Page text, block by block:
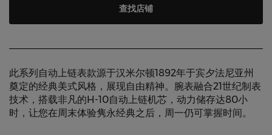
查找店铺
此系列自动上链表款源于汉米尔顿1892年于宾夕法尼亚州
奠定的经典美式风格，展现自由精神。腕表融合21世纪制表
技术，搭载非凡的H-10自动上链机芯，动力储存达80小
时，让您在周末体验隽永经典之后，周一仍可掌握时间。